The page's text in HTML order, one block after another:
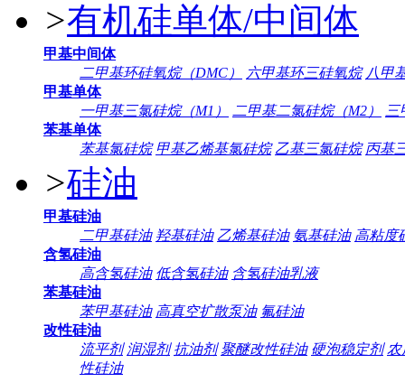
>有机硅单体/中间体
甲基中间体
二甲基环硅氧烷（DMC）
六甲基环三硅氧烷 八甲
甲基单体
一甲基三氯硅烷（M1）
二甲基二氯硅烷（M2）
三
苯基单体
苯基氯硅烷 甲基乙烯基氯硅烷 乙基三氯硅烷 丙基
>硅油
甲基硅油
二甲基硅油 羟基硅油 乙烯基硅油 氨基硅油 高粘度
含氢硅油
高含氢硅油 低含氢硅油 含氢硅油乳液
苯基硅油
苯甲基硅油 高真空扩散泵油 氟硅油
改性硅油
流平剂 润湿剂 抗油剂 聚醚改性硅油 硬泡稳定剂 农
性硅油